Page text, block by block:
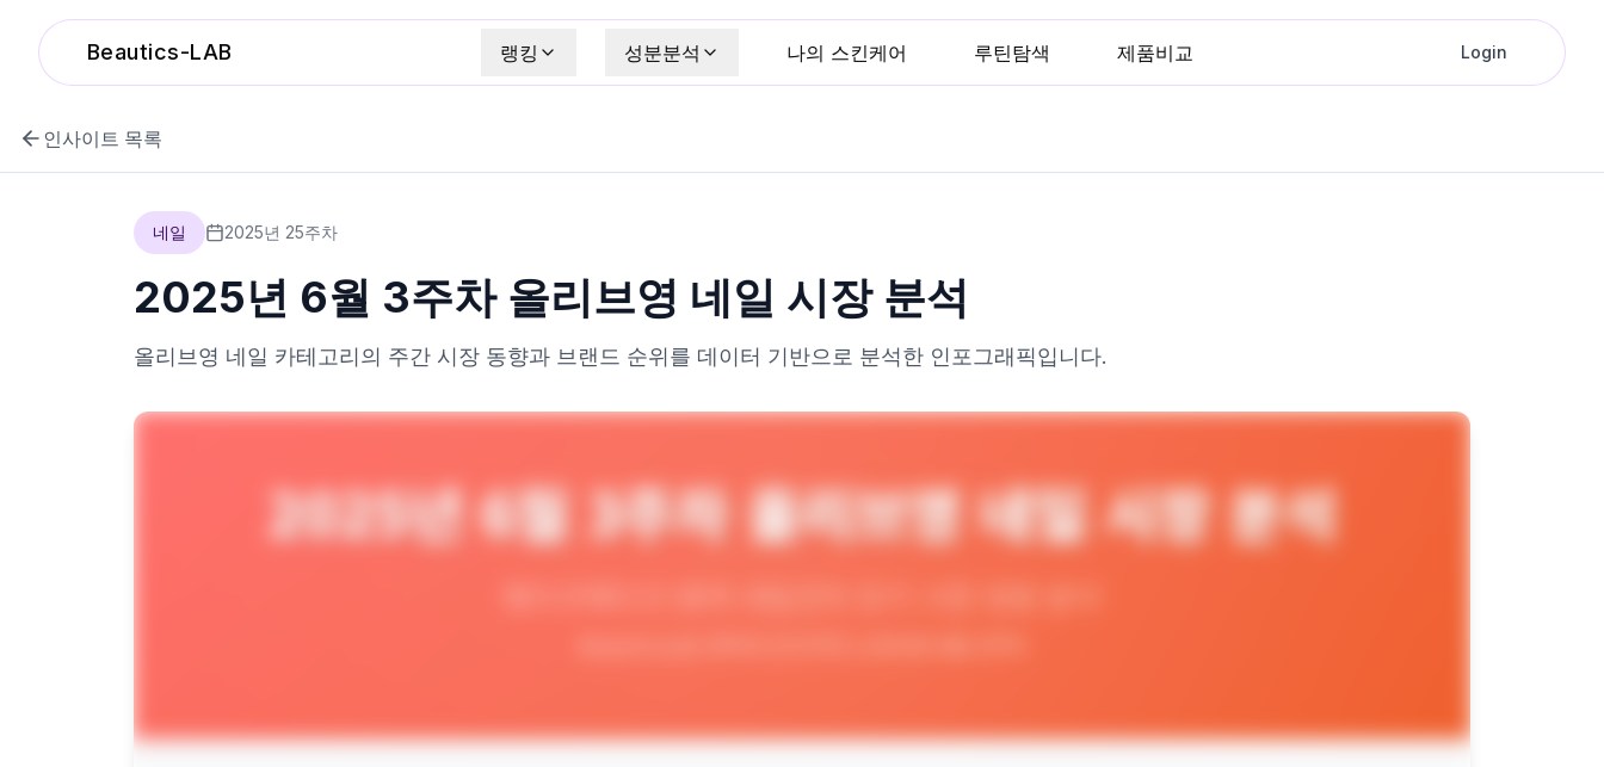
Beautics-LAB 랭킹 성분분석 나의 스킨케어 루틴탐색 제품비교 Login
인사이트 목록
네일 2025년 25주차
2025년 6월 3주차 올리브영 네일 시장 분석
올리브영 네일 카테고리의 주간 시장 동향과 브랜드 순위를 데이터 기반으로 분석한 인포그래픽입니다.